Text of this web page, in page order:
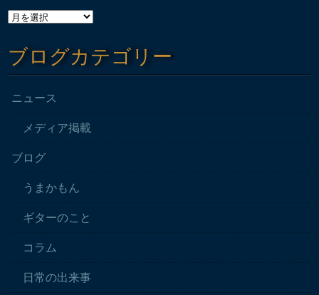
ブログカテゴリー
ニュース
メディア掲載
ブログ
うまかもん
ギターのこと
コラム
日常の出来事